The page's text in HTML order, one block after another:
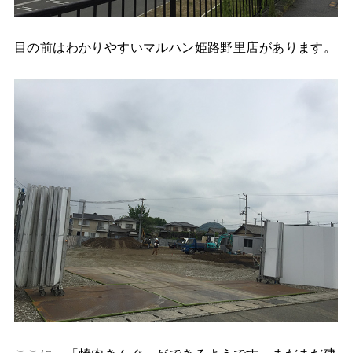
目の前はわかりやすいマルハン姫路野里店があります。